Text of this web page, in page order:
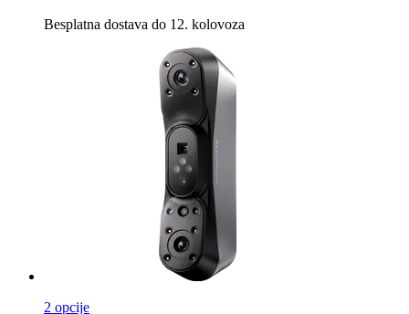
Besplatna dostava do 12. kolovoza
2 opcije